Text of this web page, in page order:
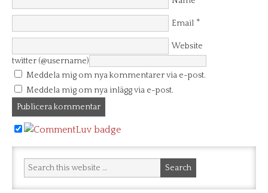
Email *
Website
twitter (@username)
Meddela mig om nya kommentarer via e-post.
Meddela mig om nya inlägg via e-post.